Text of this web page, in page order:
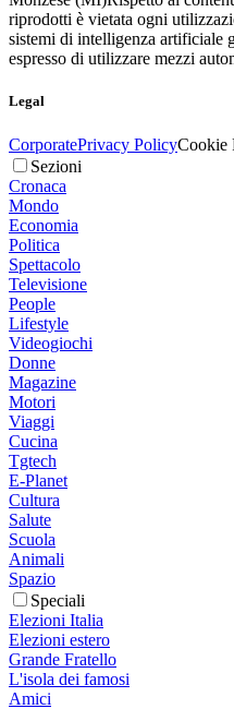
riprodotti è vietata ogni
sistemi di intelligenza artificiale
espresso di utilizzare mezzi
Legal
CorporatePrivacy PolicyCookie
Sezioni
Cronaca
Mondo
Economia
Politica
Spettacolo
Televisione
People
Lifestyle
Videogiochi
Donne
Magazine
Motori
Viaggi
Cucina
Tgtech
E-Planet
Cultura
Salute
Scuola
Animali
Spazio
Speciali
Elezioni Italia
Elezioni estero
Grande Fratello
L'isola dei famosi
Amici